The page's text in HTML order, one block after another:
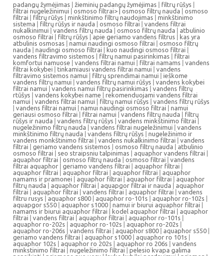
padangų žymėjimas | žieminių padangų žymėjimas | filtrų rūšys |
filtrai nugeležinimui | osmoso filtrai> | osmoso filtrų nauda | osmoso
filtrai | filtrų rūšys | minkštinimo filtrų naudojimas | minkštinimo
sistema | filtrų rūšys ir nauda | osmoso filtrai | vandens filtrai
nukalkinimui |vandens filtrų nauda | osmoso filtrų nauda | atbulinio
osmoso filtrai | filtrų rūšys |apie geriamo vandens filtrus | kas yra
atbulinis osmosas | namui naudingi osmoso filtrai | osmoso filtrų
nauda | naudingi osmoso filtrai | kuo naudingi osmoso filtrai |
vandens filtravimo sistemos | filtrų namui pasirinkimas | filtrai
komfortui namuose | vandens filtrai namui | filtrai namams | vandens
filtrai kokybei | tinkamiausi vandens filtrai namui | vandens
filtravimo sistemos namui | filtrų sprendimai namui | ieškome
vandens filtrų namui | vandens filtrų namui rūšys | vandens kokybei
filtrai namui |vandens namui filtrų pasirinkimas | vandens filtrų
rtūšys | vandens kokybei name | rekomenduojami vandens filtrai
namui | vandens filtrai namui | filtrų namui rūšys | vandens filtrų rūšys
| vandens filtrai namui | namui naudingi osmoso filtrai | namui
geriausi osmoso filtrai | filtrai namui | vandens filtrų nauda | filtrų
rūšys ir nauda | vandens filtrų rūšys | vandens minkštinimo filtrai |
nugeležinimo filtrų nauda | vandens filtrai nugeležinimui | vandens
minkštinimo filtrų nauda | vandens filtrų rūšys | nugeležinimo ir
vandens monkštinimo filtrai | vandens nukalkinimo filtrai | vandens
filtrai | geriamo vandens sistemos | osmoso filtrų nauda | atbulinio
osmoso filtrai | seo straipsniu talpinimas | aquaphor vandens filtrai |
aquaphor filtrai | osmoso filtrų nauda | osmoso filtrai | vandens
filtrai aquaphor | geriamo vandens filtrai | aquaphor filtrai |
aquaphor filtrai | aquaphor filtrai | aquaphor filtrai | aquaphor
namams ir pramonei | aquaphor filtrai | aquaphor filtrai | aquaphor
filtrų nauda | aquaphor filtrai | aquapgor filtrai ir nauda | aquaphor
filtrai | aquaphor filtrai | vandens filtrai | aquaphor filtrai | vandens
filtru rusys | aquaphor s800 | aquaphor ro-101s | aquaphor ro-102s |
aquapgor s550 | aquaphor s1000 | namui ir biurui aquaphor filtrai |
namams ir biurui aquaphor filtrai | kodel aquaphor filtrai | aquaphor
filtrai | vandens filtrai | aquaphor filtrai | aquaphor ro-101s |
aquaphor ro-202s | aquaphor ro-102s | aquaphor ro-202s |
aquaphor ro-206s | vandens filtrai | aquaphor s800 | aquaphor s550 |
geriamo vandens filtrai | aquaphor s1000 | aquaphor ro 101s |
aquaphor 102s | aquaphor ro 202s | aquaphor ro 206s | vandens
minkstinimo filtrai | nugeležinimo filtrai | pelesio kvapa galima